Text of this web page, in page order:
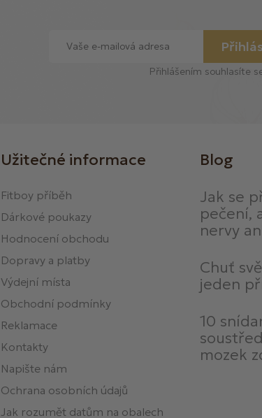
Přihlášením souhlasíte
Užitečné informace
Fitboy příběh
Dárkové poukazy
Hodnocení obchodu
Dopravy a platby
Výdejní místa
Obchodní podmínky
Reklamace
Kontakty
Napište nám
Ochrana osobních údajů
Jak rozumět datům na obalech
Blog
Jak se
pečení,
nervy
Chuť
jeden
10
mozek